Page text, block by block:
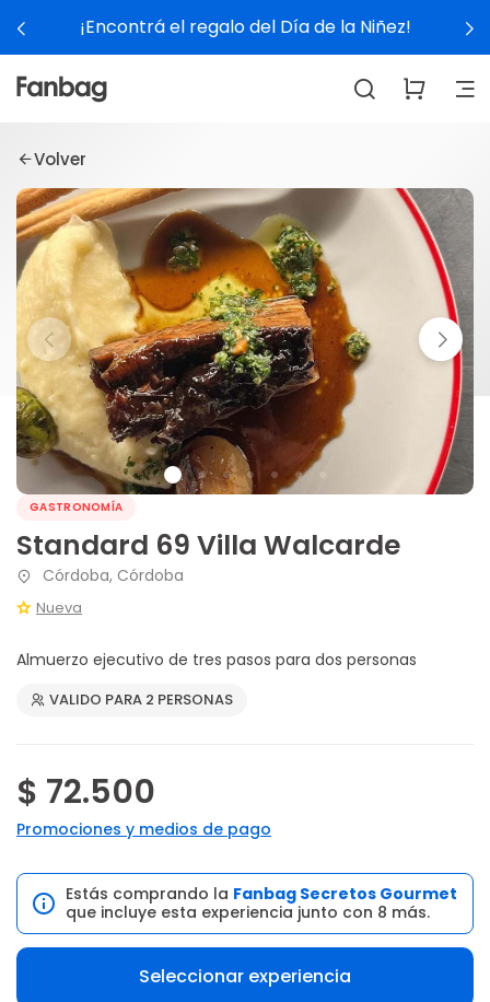
¡Encontrá el regalo del Día de la Niñez!
Volver
GASTRONOMÍA
Standard 69 Villa Walcarde
Córdoba, Córdoba
Nueva
Almuerzo ejecutivo de tres pasos para dos personas
VALIDO PARA 2 PERSONAS
$ 72.500
Promociones y medios de pago
Estás comprando la Fanbag Secretos Gourmet
que incluye esta experiencia junto con 8 más.
Seleccionar experiencia